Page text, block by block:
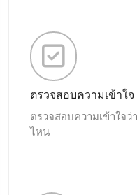
ตรวจสอบความเข้าใจ
ตรวจสอบความเข้าใจว่
ไหน